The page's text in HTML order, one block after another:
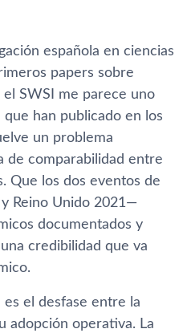
española en ciencias
papers sobre
SWSI me parece uno
han publicado en los
un problema
de comparabilidad entre
Que los dos eventos de
Reino Unido 2021—
documentados y
credibilidad que va
es el desfase entre la
adopción operativa. La